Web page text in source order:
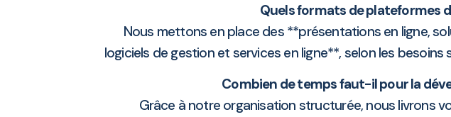
Quels formats de plateformes
Nous mettons en place des **présentations en ligne,
logiciels de gestion et services en ligne**, selon les
Combien de temps faut-il pour la
Grâce à notre organisation structurée, nous livrons